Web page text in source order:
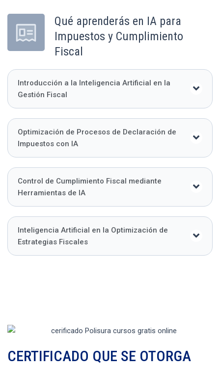
Qué aprenderás en IA para
Impuestos y Cumplimiento
Fiscal
Introducción a la Inteligencia Artificial en la
Gestión Fiscal
Optimización de Procesos de Declaración de
Impuestos con IA
Control de Cumplimiento Fiscal mediante
Herramientas de IA
Inteligencia Artificial en la Optimización de
Estrategias Fiscales
CERTIFICADO QUE SE OTORGA